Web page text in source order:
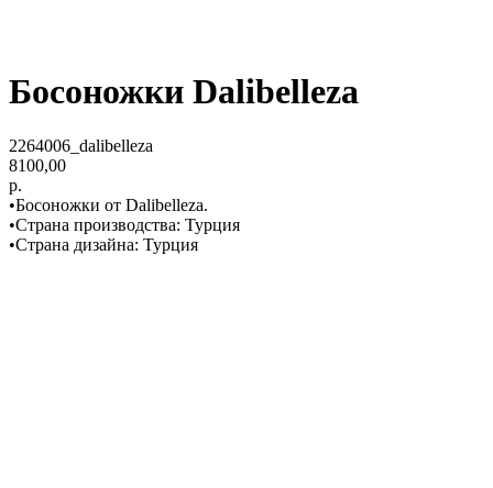
Босоножки Dalibelleza
2264006_dalibelleza
8100,00
р.
•Босоножки от Dalibelleza.
•Страна производства: Турция
•Страна дизайна: Турция